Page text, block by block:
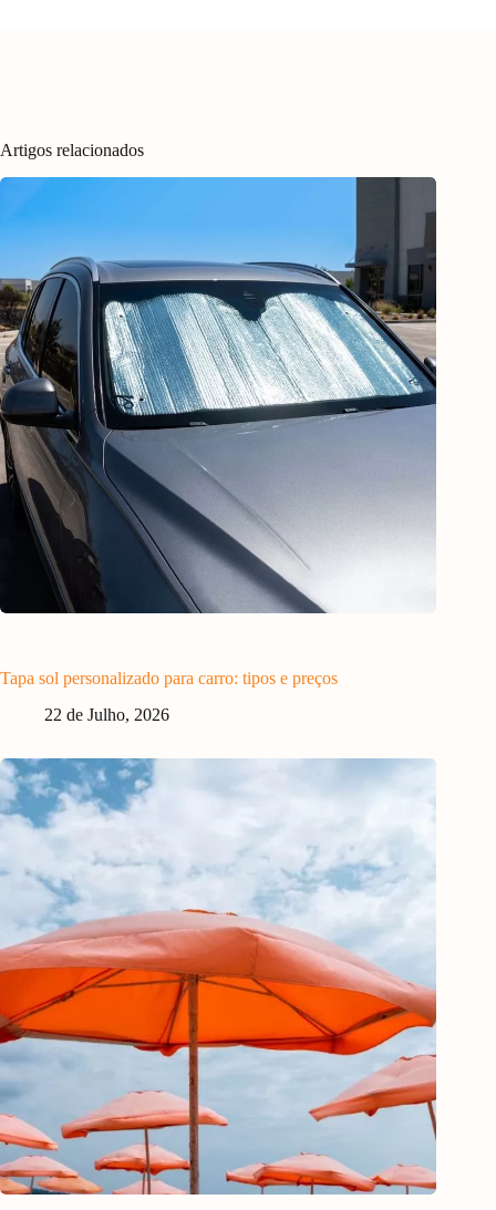
Artigos relacionados
Tapa sol personalizado para carro: tipos e preços
22 de Julho, 2026